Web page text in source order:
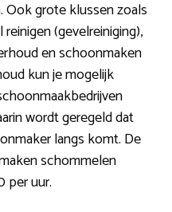
Ook grote klussen zoals
(gevelreiniging),
en schoonmaken
kun je mogelijk
wordt geregeld dat
langs komt. De
schommelen
per uur.